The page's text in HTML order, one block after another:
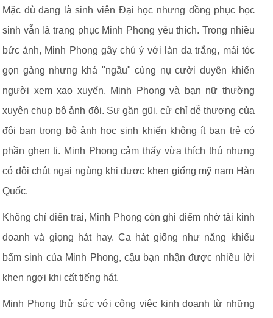
Mặc dù đang là sinh viên Đại học nhưng đồng phục học
sinh vẫn là trang phục Minh Phong yêu thích. Trong nhiều
bức ảnh, Minh Phong gây chú ý với làn da trắng, mái tóc
gọn gàng nhưng khá "ngầu" cùng nụ cười duyên khiến
người xem xao xuyến. Minh Phong và bạn nữ thường
xuyên chụp bộ ảnh đôi. Sự gần gũi, cử chỉ dễ thương của
đôi bạn trong bộ ảnh học sinh khiến không ít bạn trẻ có
phần ghen tị. Minh Phong cảm thấy vừa thích thú nhưng
có đôi chút ngại ngùng khi được khen giống mỹ nam Hàn
Quốc.
Không chỉ điển trai, Minh Phong còn ghi điểm nhờ tài kinh
doanh và giọng hát hay. Ca hát giống như năng khiếu
bẩm sinh của Minh Phong, cậu bạn nhận được nhiều lời
khen ngợi khi cất tiếng hát.
Minh Phong thử sức với công việc kinh doanh từ những